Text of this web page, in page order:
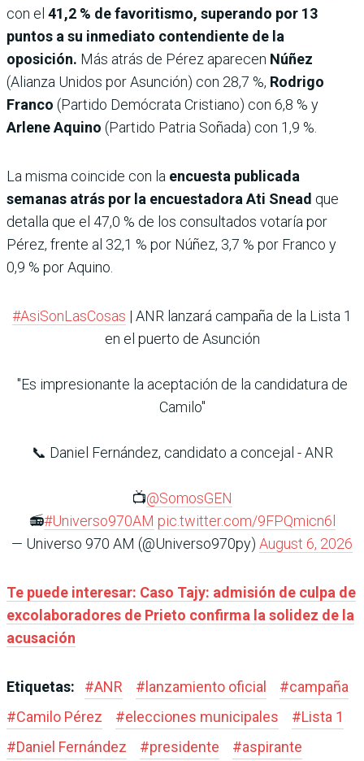
con el 41,2 % de favoritismo, superando por 13
puntos a su inmediato contendiente de la
oposición. Más atrás de Pérez aparecen Núñez
(Alianza Unidos por Asunción) con 28,7 %, Rodrigo
Franco (Partido Demócrata Cristiano) con 6,8 % y
Arlene Aquino (Partido Patria Soñada) con 1,9 %.
La misma coincide con la encuesta publicada
semanas atrás por la encuestadora Ati Snead que
detalla que el 47,0 % de los consultados votaría por
Pérez, frente al 32,1 % por Núñez, 3,7 % por Franco y
0,9 % por Aquino.
#AsiSonLasCosas | ANR lanzará campaña de la Lista 1
en el puerto de Asunción
"Es impresionante la aceptación de la candidatura de
Camilo"
📞 Daniel Fernández, candidato a concejal - ANR
📺@SomosGEN
📻#Universo970AM pic.twitter.com/9FPQmicn6l
— Universo 970 AM (@Universo970py) August 6, 2026
Te puede interesar: Caso Tajy: admisión de culpa de
excolaboradores de Prieto confirma la solidez de la
acusación
Etiquetas: #ANR # lanzamiento oficial #campaña
#Camilo Pérez #elecciones municipales #Lista 1
#Daniel Fernández #presidente #aspirante